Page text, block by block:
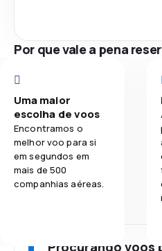
Por que vale a pena
Uma maior
escolha de voos
Encontramos o
melhor voo para si
em segundos em
mais de 500
companhias aéreas.
Procurando voos